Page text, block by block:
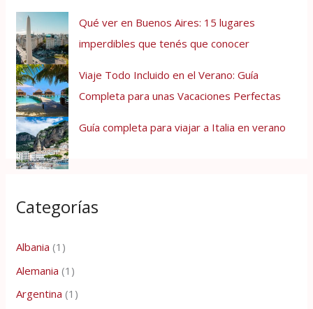
Qué ver en Buenos Aires: 15 lugares
imperdibles que tenés que conocer
Viaje Todo Incluido en el Verano: Guía
Completa para unas Vacaciones Perfectas
Guía completa para viajar a Italia en verano
Categorías
Albania (1)
Alemania (1)
Argentina (1)